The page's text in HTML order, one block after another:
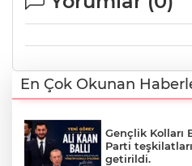
En Çok Okunan
Gençlik Kolları
Parti
getirildi.